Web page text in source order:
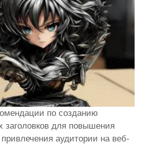
по созданию
для повышения
аудитории на веб-